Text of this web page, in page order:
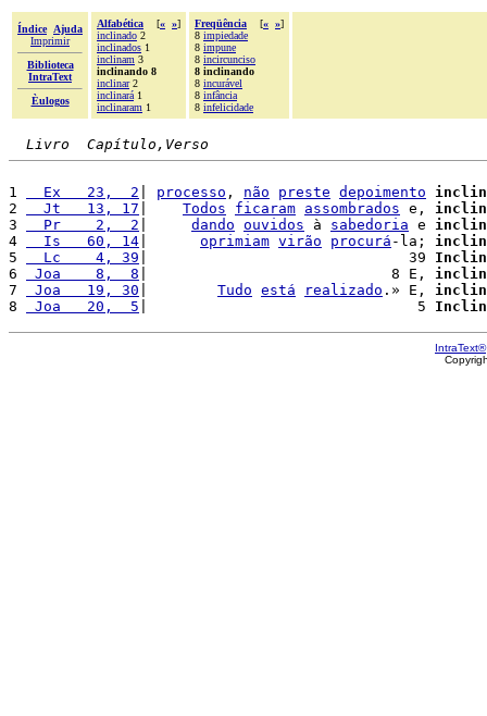
Índice
Ajuda
Imprimir
Biblioteca
IntraText
Èulogos
Alfabética [« »]
inclinado 2
inclinados 1
inclinam 3
inclinando 8
inclinar2
inclinará 1
inclinaram 1
Freqüência [« »]
8 impiedade
8 impune
8 incircunciso
8 inclinando
8 incurável
8 infância
8 infelicidade
Livro  Capítulo,Verso
1
  Ex   23,  2
processo , não preste depoimento
2
  Jt   13, 17
Todos ficaram assombrados e,
3
  Pr    2,  2
dando ouvidos à sabedoria e
4
  Is   60, 14
oprimiam virão procurá -la;
5
  Lc    4, 39
|                              39
6
Joa    8,  8 |                            8 E,
7
Joa   19, 30 Tudo está realizado .» E,
8
Joa   20,  5 |                               5
IntraText®